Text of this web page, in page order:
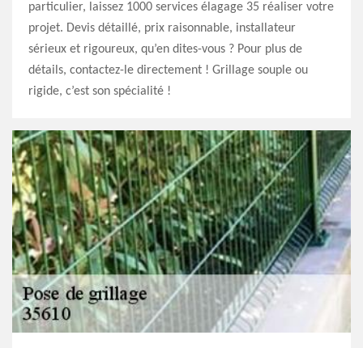
particulier, laissez 1000 services élagage 35 réaliser votre
projet. Devis détaillé, prix raisonnable, installateur
sérieux et rigoureux, qu’en dites-vous ? Pour plus de
détails, contactez-le directement ! Grillage souple ou
rigide, c’est son spécialité !